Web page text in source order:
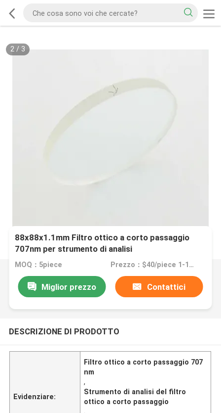
2/ 3
88x88x1.1mm Filtro ottico a corto passaggio
707nm per strumento di analisi
MOQ：5piece Prezzo：$40/piece 1-10pieces; $35/piece 11-50pieces; $25/piece >=51pieces
Miglior prezzo Contattici
DESCRIZIONE DI PRODOTTO
Evidenziare:
Filtro ottico a corto passaggio 707
nm
,
Strumento di analisi del filtro
ottico a corto passaggio
,